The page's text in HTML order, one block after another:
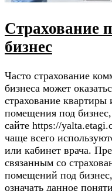
Страхование
бизнес
Часто страхование
бизнеса может
страхование
помещения под
сайте https://
чаще всего
или кабинет врача.
связанным со
помещений под
означать данное